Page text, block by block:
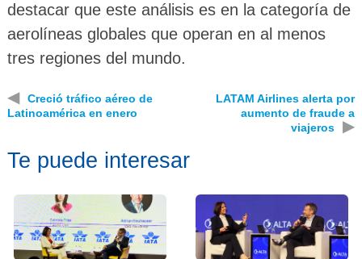
destacar que este análisis es en la categoría de
aerolíneas globales que operan en al menos
tres regiones del mundo.
◀
Creció tráfico aéreo de
Latinoamérica en enero
LATAM Airlines alerta por
aumento de fraude a
viajeros
▶
Te puede interesar